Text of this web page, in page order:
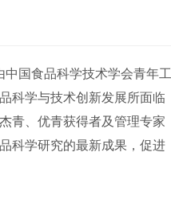
中国食品科学技术学会青年工
科学与技术创新发展所面临
青、优青获得者及管理专家
科学研究的最新成果，促进